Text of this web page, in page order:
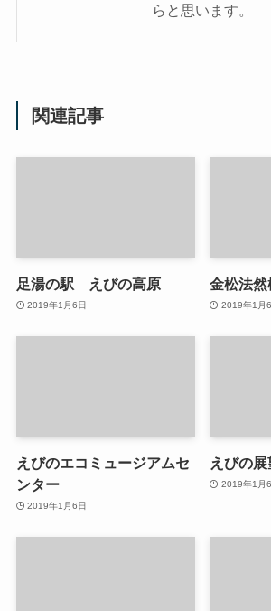
らと思います。
関連記事
足湯の駅 えびの高原
2019年1月6日
金松法然
2019年1月
えびのエコミュージアムセ
ンター
2019年1月6日
えびの展
2019年1月